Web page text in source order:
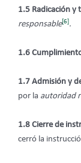
1.5 Radicación y
responsable[6] .
1.6
1.7 Admisión y
por la autoridad
1.8 Cierre de
cerró la